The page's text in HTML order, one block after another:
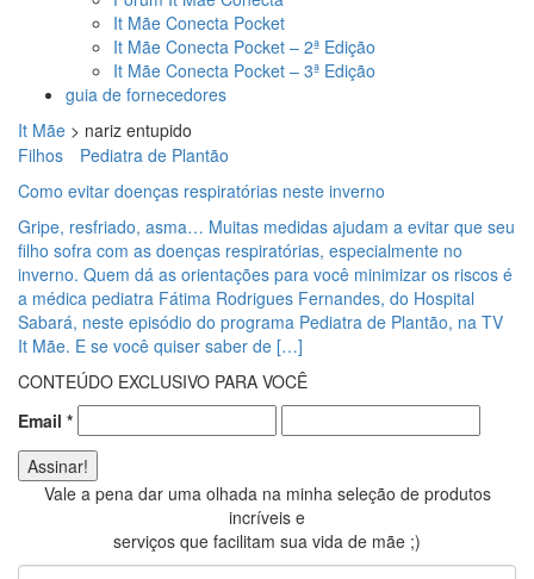
It Mãe Conecta Pocket
It Mãe Conecta Pocket – 2ª Edição
It Mãe Conecta Pocket – 3ª Edição
guia de fornecedores
It Mãe > nariz entupido
Filhos
Pediatra de Plantão
Como evitar doenças respiratórias neste inverno
Gripe, resfriado, asma… Muitas medidas ajudam a evitar que seu
filho sofra com as doenças respiratórias, especialmente no
inverno. Quem dá as orientações para você minimizar os riscos é
a médica pediatra Fátima Rodrigues Fernandes, do Hospital
Sabará, neste episódio do programa Pediatra de Plantão, na TV
It Mãe. E se você quiser saber de […]
CONTEÚDO EXCLUSIVO PARA VOCÊ
Email *
Vale a pena dar uma olhada na minha seleção de produtos
incríveis e
serviços que facilitam sua vida de mãe ;)